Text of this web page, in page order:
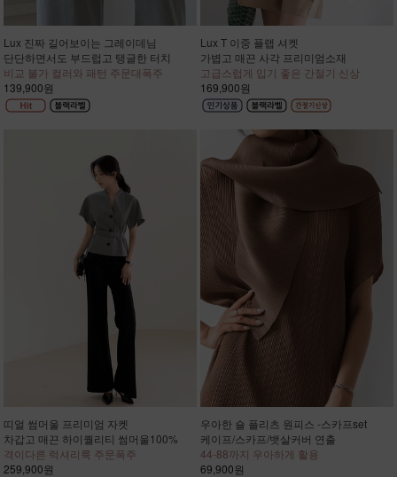
Lux 진짜 길어보이는 그레이데님
단단하면서도 부드럽고 탱글한 터치
비교 불가 컬러와 패턴 주문대폭주
139,900원
Lux T 이중 플랩 셔켓
가볍고 매끈 사각 프리미엄소재
고급스럽게 입기 좋은 간절기 신상
169,900원
띠얼 썸머울 프리미엄 자켓
차갑고 매끈 하이퀄리티 썸머울100%
격이다른 럭셔리룩 주문폭주
259,900원
우아한 숄 플리츠 원피스 -스카프set
케이프/스카프/뱃살커버 연출
44-88까지 우아하게 활용
69,900원